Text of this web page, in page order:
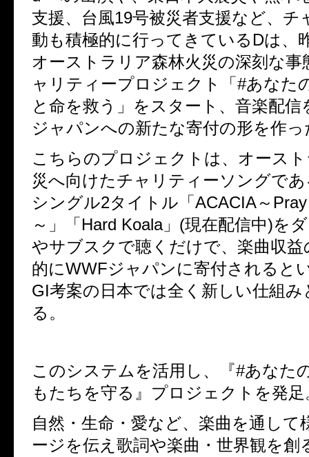
支援、台風19号被災者支援など、チ
動も積極的に行ってきているDは、
オーストラリア森林火災の深刻な事
ャリティープロジェクト「#あなた
と命を救う」をスタート、音楽配信
ジャパンへの新たな寄付の形を作っ
こちらのプロジェクトは、オース
災へ向けたチャリティーソングで
シングル2タイトル「ACACIA～
～」
「Hard Koala」 (現在配信中)を
やサブスクで聴くだけで、楽曲収益
的にWWFジャパンに寄付されると
GI考案の日本では全く新しい仕組
る。
このシステムを活用し、『#あなた
もたちを守る』プロジェクトを発足
自然・生命・愛など、楽曲を通して
ージを伝え歌詞や楽曲・世界観を創